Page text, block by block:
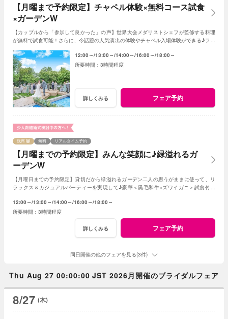
【月曜まで予約限定】チャペル体験×無料コース試食
×ガーデンW
【カップルから「参加して良かった」の声】世界大会メダリストシェフが監修する料理
が無料で試食可能！さらに、今話題の人気演出の体験やチャペル入場体験ができる♪フェ
12:00～ 13:00～ 14:00～ 16:00～ 18:00～
3時間程度
詳しくみる フェア予約
【月曜までの予約限定】みんな笑顔に♪緑溢れるガ
ーデンW
残席 無料 リアルタイム予約
【月曜日までの予約限定】貸切だから緑溢れるガーデン二人の思うがままに使って、リ
ラックス＆カジュアルパーティーを実現して♪豪華＜黒毛和牛×ズワイガニ＞試食付き
12:00～ 13:00～ 14:00～ 16:00～ 18:00～
3時間程度
詳しくみる フェア予約
同日開催の他のフェアを見る(3件)
Thu Aug 27 00:00:00 JST 2026月開催のブライダルフェア
8/27 (木)